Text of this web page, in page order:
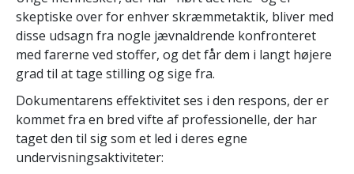
skeptiske over for enhver skræmmetaktik, bliver med
disse udsagn fra nogle jævnaldrende konfronteret
med farerne ved stoffer, og det får dem i langt højere
grad til at tage stilling og sige fra.
Dokumentarens effektivitet ses i den respons, der er
kommet fra en bred vifte af professionelle, der har
taget den til sig som et led i deres egne
undervisningsaktiviteter: